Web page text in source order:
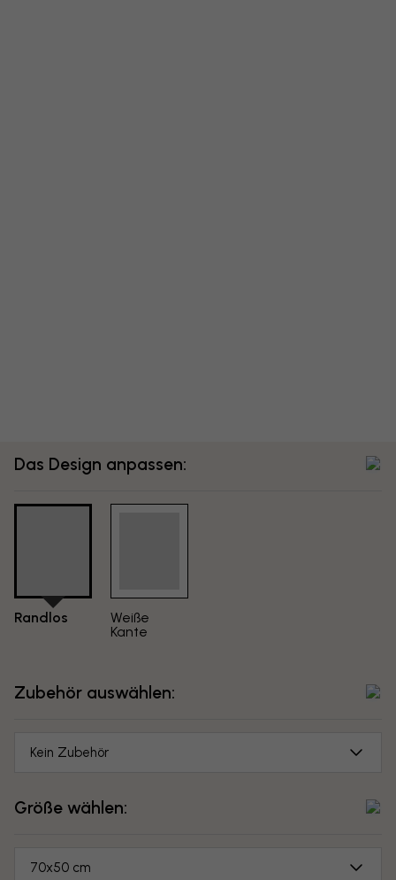
Das Design anpassen:
Randlos
Weiße
Kante
Zubehör auswählen:
Kein Zubehör
Größe wählen:
70x50 cm